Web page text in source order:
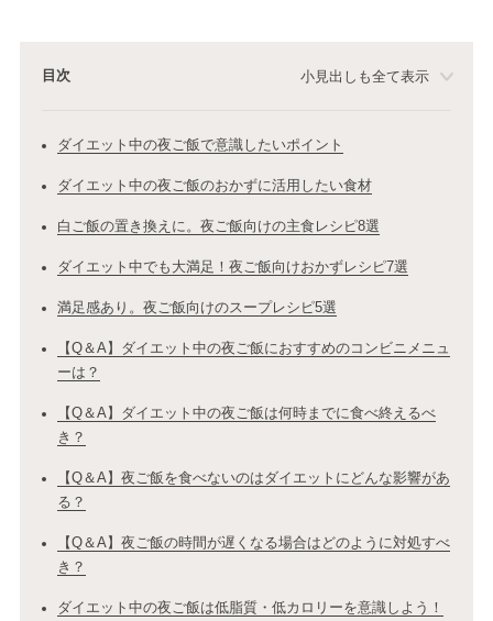
目次 小見出しも全て表示
ダイエット中の夜ご飯で意識したいポイント
ダイエット中の夜ご飯のおかずに活用したい食材
白ご飯の置き換えに。夜ご飯向けの主食レシピ8選
ダイエット中でも大満足！夜ご飯向けおかずレシピ7選
満足感あり。夜ご飯向けのスープレシピ5選
【Q＆A】ダイエット中の夜ご飯におすすめのコンビニメニュ
ーは？
【Q＆A】ダイエット中の夜ご飯は何時までに食べ終えるべ
き？
【Q＆A】夜ご飯を食べないのはダイエットにどんな影響があ
る？
【Q＆A】夜ご飯の時間が遅くなる場合はどのように対処すべ
き？
ダイエット中の夜ご飯は低脂質・低カロリーを意識しよう！